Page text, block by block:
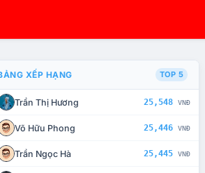
CHẾ TÀI XỬ LÝ VI PHẠM
XẾP HẠNG TOP 5
Trần Thị Hương 25,548 VNĐ
Võ Hữu Phong 25,446 VNĐ
Trần Ngọc Hà 25,445 VNĐ